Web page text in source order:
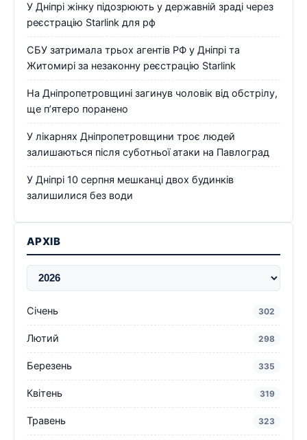
У Дніпрі жінку підозрюють у державній зраді через
реєстрацію Starlink для рф
СБУ затримала трьох агентів РФ у Дніпрі та
Житомирі за незаконну реєстрацію Starlink
На Дніпропетровщині загинув чоловік від обстрілу,
ще п’ятеро поранено
У лікарнях Дніпропетровщини троє людей
залишаються після суботньої атаки на Павлоград
У Дніпрі 10 серпня мешканці двох будинків
залишилися без води
АРХІВ
Січень 302
Лютий 298
Березень 335
Квітень 319
Травень 323